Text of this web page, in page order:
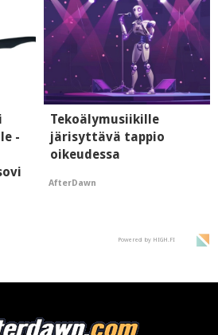
-
Tekoälymusiikille
järisyttävä tappio
oikeudessa
AfterDawn
Powered by HIGH.FI